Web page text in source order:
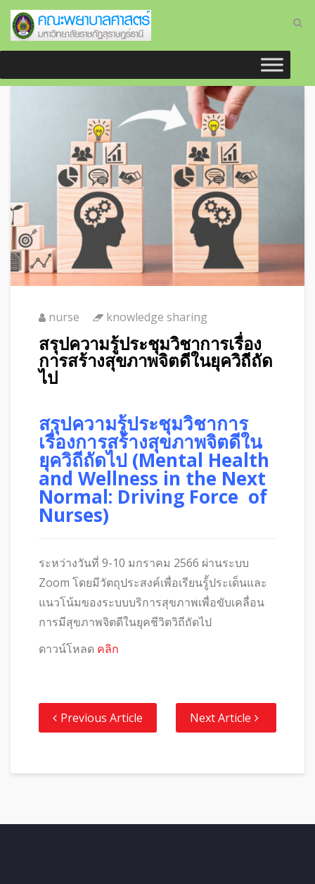
nurse knowledge sharing
สรุปความรู้ประชุมวิชาการเรื่อง
การสร้างสุขภาพจิตดีในยุควิถีถัด
ไป
สรุปความรู้ประชุมวิชาการ
เรื่องการสร้างสุขภาพจิตดีใน
ยุควิถีถัดไป (Mental Health
and Wellness in the Next
Normal: Driving Force of
Nurses)
ระหว่างวันที่ 9-10 มกราคม 2566 ผ่านระบบ
Zoom โดยมีวัตถุประสงค์เพื่อเรียนรู้้ประเด็นและ
แนวโน้มของระบบบริการสุขภาพเพื่อขับเคลื่อน
การมีสุขภาพจิตดีในยุคชีวิตวิถีถัดไป
ดาวน์โหลด คลิก
Previous Article Next Article